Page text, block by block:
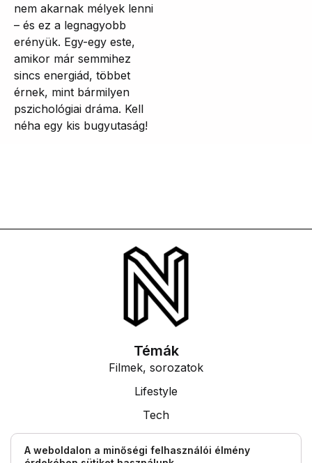
nem akarnak mélyek lenni
– és ez a legnagyobb
erényük. Egy-egy este,
amikor már semmihez
sincs energiád, többet
érnek, mint bármilyen
pszichológiai dráma. Kell
néha egy kis bugyutaság!
Témák
Filmek, sorozatok
Lifestyle
Tech
Tudás
A weboldalon a minőségi felhasználói élmény